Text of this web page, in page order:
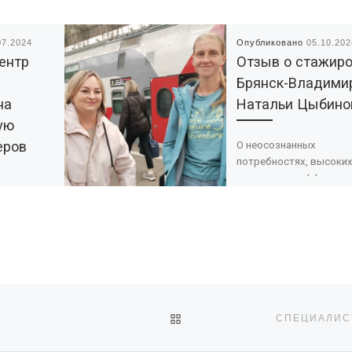
Опубликовано
Отзыв о
Брянск-
Натальи
О неосознанных
потребностях, высоких
социальных эффектах и
ОБРАТНО К СПИСКУ